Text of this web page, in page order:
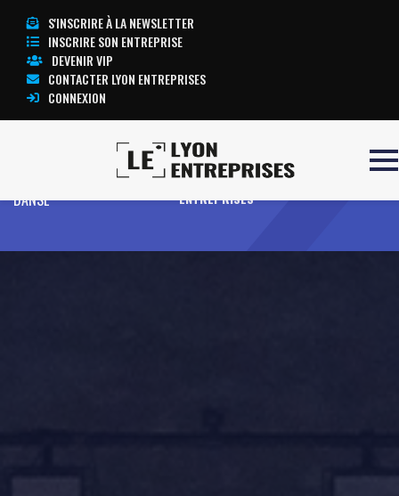
S'INSCRIRE À LA NEWSLETTER
INSCRIRE SON ENTREPRISE
DEVENIR VIP
CONTACTER LYON ENTREPRISES
CONNEXION
LA MAISON DE LA
DANSE
TOUTE L’ACTUALITÉ LYON
ENTREPRISES